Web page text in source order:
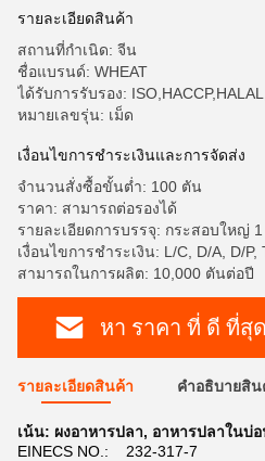
รายละเอียดสินค้า
สถานที่กำเนิด: จีน
ชื่อแบรนด์: WHEAT
ได้รับการรับรอง:
หมายเลขรุ่น: เม็ด
เงื่อนไขการชําระเงินและการจัดส่ง
จำนวนสั่งซื้อขั้นต่ำ: 100 ตัน
ราคา: สามารถต่อรองได้
รายละเอียดการบรรจุ: กระสอบใหญ่
เงื่อนไขการชำระเงิน: L/C, D/A, D/P,
สามารถในการผลิต: 10,000 ตันต่อปี
หา ราคา ที่ ดี ที่สุด
รายละเอียดสินค้า คําอธิบายสิน
เน้น: ผงอาหารปลา, อาหารปลาในบ่
EINECS NO.:
232-317-7